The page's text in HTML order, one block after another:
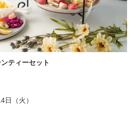
ティーセット
日（火）